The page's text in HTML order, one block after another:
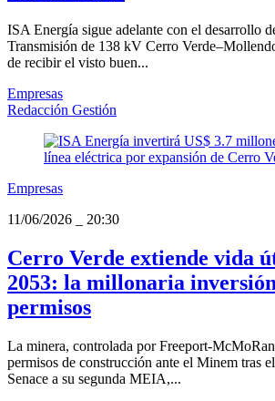
ISA Energía sigue adelante con el desarrollo
Transmisión de 138 kV Cerro
de recibir el visto buen...
Empresas
Redacción Gestión
Empresas
11/06/2026
20:30
Cerro Verde extiende vida
2053: la millonaria
permisos
La minera, controlada por Freeport-
permisos de construcción ante el Minem tras
Senace a su segunda MEIA,...